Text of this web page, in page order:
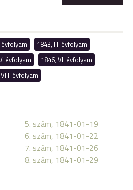
évfolyam
1843, III. évfolyam
évfolyam
1846, VI. évfolyam
évfolyam
5. szám, 1841-01-19
6. szám, 1841-01-22
7. szám, 1841-01-26
8. szám, 1841-01-29